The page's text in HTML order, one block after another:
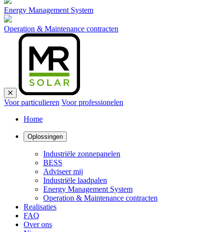
Energy Management System
Operation & Maintenance contracten
Voor particulieren Voor professionelen
Home
Oplossingen
Industriële zonnepanelen
BESS
Adviseer mij
Industriële laadpalen
Energy Management System
Operation & Maintenance contracten
Realisaties
FAQ
Over ons